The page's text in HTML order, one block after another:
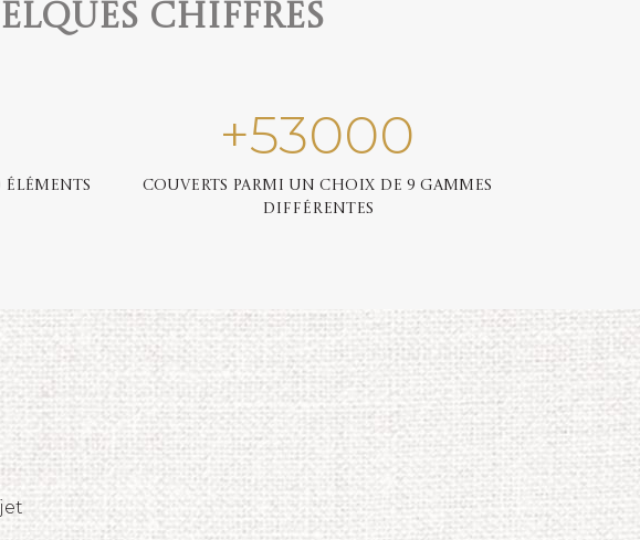
chiffres
éléments
+53000
Couverts parmi un choix de 9 gammes
différentes